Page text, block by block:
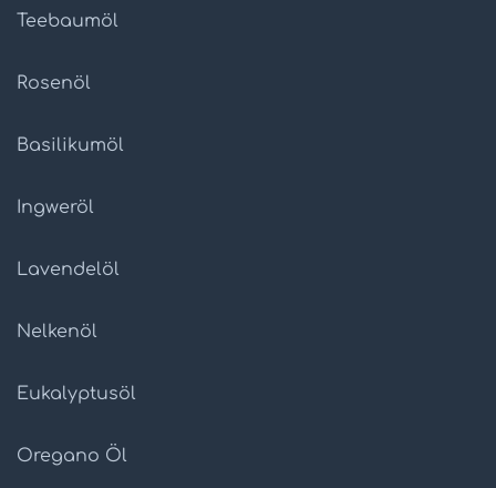
Teebaumöl
Rosenöl
Basilikumöl
Ingweröl
Lavendelöl
Nelkenöl
Eukalyptusöl
Oregano Öl